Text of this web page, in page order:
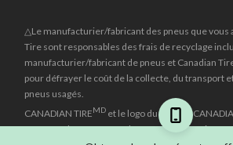
△Le manufacturier/fabricant des pneus que vous
Tire sont responsables des frais de recyclage
manufacturier/fabricant de pneus et Canadian
pour défrayer le coût de la collecte, du transport
pneus usagés.
CANADIAN TIREMD et le logo du triangle
marques de commerce déposées de la Société